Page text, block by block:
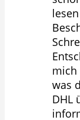
mich
was
DHL